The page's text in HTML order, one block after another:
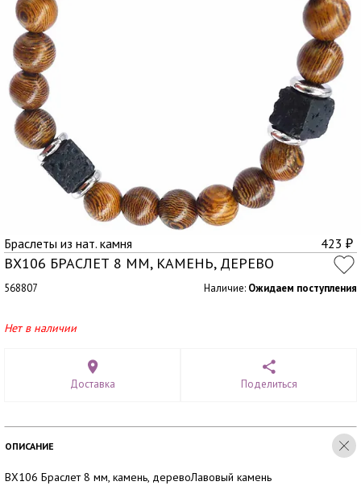
Браслеты из нат. камня 423 ₽
BX106 БРАСЛЕТ 8 ММ, КАМЕНЬ, ДЕРЕВО
568807 Наличие: Ожидаем поступления
Нет в наличии
Доставка Поделиться
ОПИСАНИЕ
BX106 Браслет 8 мм, камень, деревоЛавовый камень